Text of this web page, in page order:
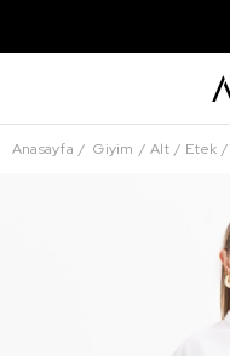
Anasayfa Giyim Alt Etek